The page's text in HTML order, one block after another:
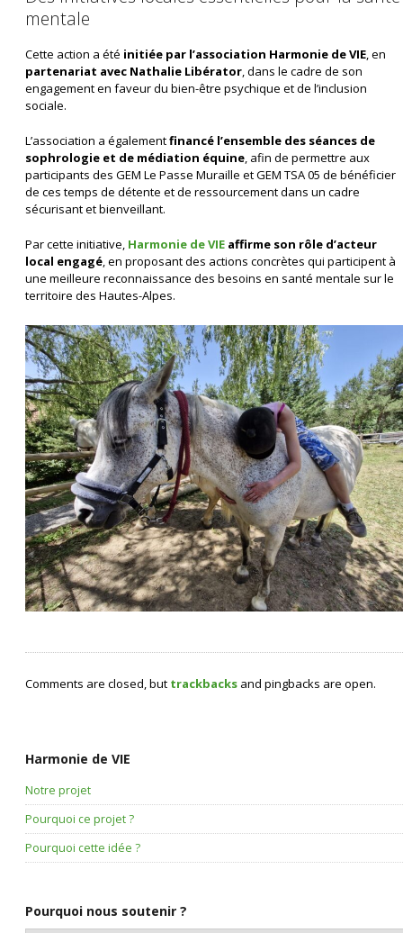
mentale
Cette action a été initiée par l’association Harmonie de VIE, en
partenariat avec Nathalie Libérator, dans le cadre de son
engagement en faveur du bien-être psychique et de l’inclusion
sociale.
L’association a égalementfinancé l’ensemble des séances de
sophrologie et de médiation équine, afin de permettre aux
participants des GEM Le Passe Muraille et GEM TSA 05 de bénéficier
de ces temps de détente et de ressourcement dans un cadre
sécurisant et bienveillant.
Par cette initiative, Harmonie de VIE affirme son rôle d’acteur
local engagé, en proposant des actions concrètes qui participent à
une meilleure reconnaissance des besoins en santé mentale sur le
territoire des Hautes-Alpes.
Comments are closed, but trackbacks and pingbacks are open.
Harmonie de VIE
Notre projet
Pourquoi ce projet ?
Pourquoi cette idée ?
Pourquoi nous soutenir ?